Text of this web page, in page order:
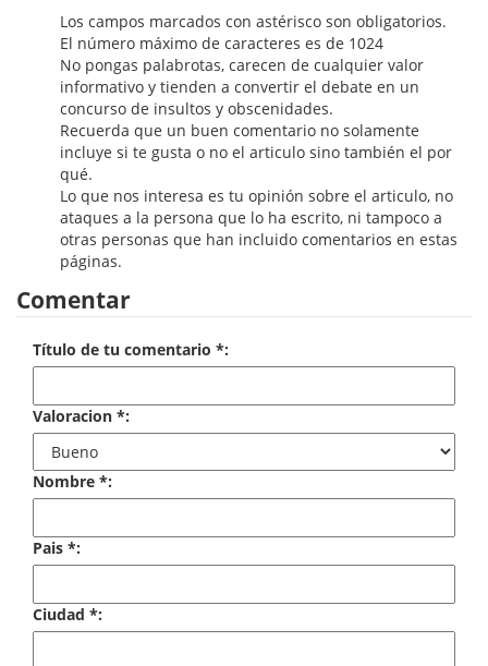
Cómic
Cuentos y relatos
Deportes
Derecho
Discos deVinilo. LP
Divulgación científica
DVD
Ensayo
Ensayo literario
Física y Química
Física y química
Los campos marcados con astérisco son obligatorios.
El número máximo de caracteres es de 1024
No pongas palabrotas, carecen de cualquier valor
informativo y tienden a convertir el debate en un
concurso de insultos y obscenidades.
Recuerda que un buen comentario no solamente
incluye si te gusta o no el articulo sino también el por
qué.
Lo que nos interesa es tu opinión sobre el articulo, no
ataques a la persona que lo ha escrito, ni tampoco a
otras personas que han incluido comentarios en estas
páginas.
Comentar
Título de tu comentario *:
Valoracion *:
Nombre *:
Pais *:
Ciudad *: